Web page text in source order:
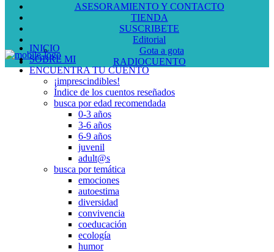
ASESORAMIENTO Y CONTACTO
TIENDA
SUSCRIBETE
Editorial
Gota a gota
RADIOCUENTO
INICIO
SOBRE MI
ENCUENTRA TU CUENTO
¡imprescindibles!
Índice de los cuentos reseñados
busca por edad recomendada
0-3 años
3-6 años
6-9 años
juvenil
adult@s
busca por temática
emociones
autoestima
diversidad
convivencia
coeducación
ecología
humor